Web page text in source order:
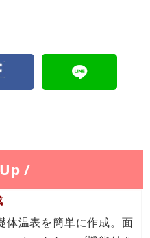
/
体温表を簡単に作成。面